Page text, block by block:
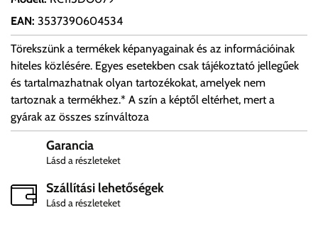
EAN: 3537390604534
Törekszünk a termékek képanyagainak és az információinak
hiteles közlésére. Egyes esetekben csak tájékoztató jellegűek
és tartalmazhatnak olyan tartozékokat, amelyek nem
tartoznak a termékhez.* A szín a képtől eltérhet, mert a
gyárak az összes színváltoza
Garancia
Lásd a részleteket
Szállítási lehetőségek
Lásd a részleteket